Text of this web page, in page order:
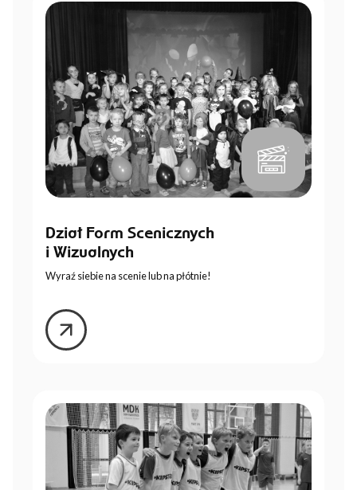
Dział Form Scenicznych
i Wizualnych
Wyraź siebie na scenie lub na płótnie!